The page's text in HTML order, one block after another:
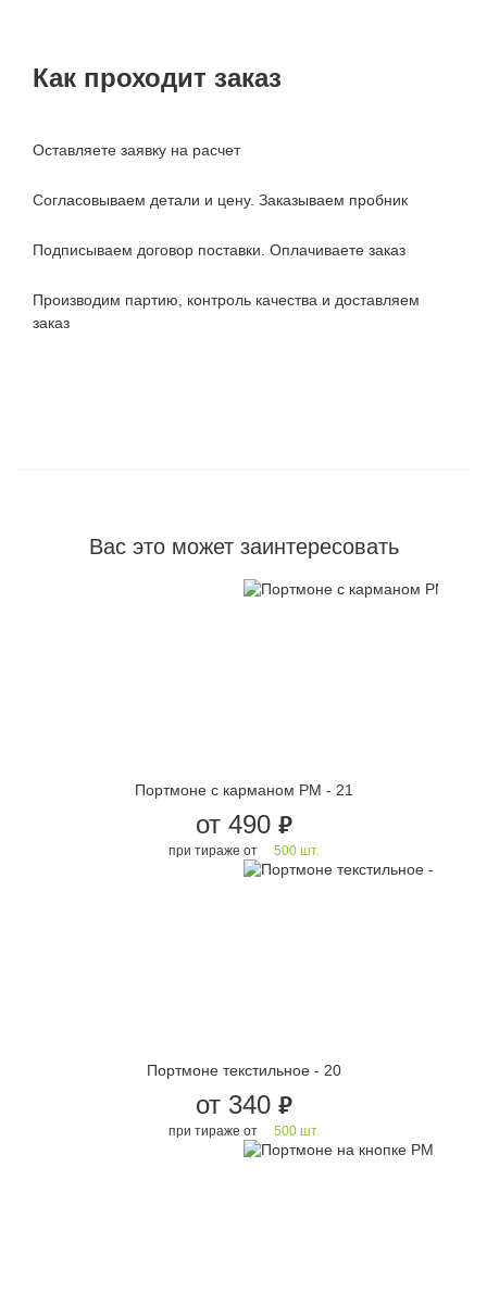
Как проходит заказ
Оставляете заявку на расчет
Согласовываем детали и цену. Заказываем пробник
Подписываем договор поставки. Оплачиваете заказ
Производим партию, контроль качества и доставляем
заказ
Вас это может заинтересовать
Портмоне с карманом PM - 21
от 490 руб.
при тираже от 500 шт.
Портмоне текстильное - 20
от 340 руб.
при тираже от 500 шт.